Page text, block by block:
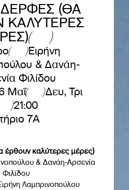
(ΘΑ
ΚΑΛΥΤΕΡΕΣ
Ειρήνη
& Δανάη-
Φιλίδου
Μαΐ
Δευ, Τρι
21:00
7A
έρθουν καλύτερες μέρες)
& Δανάη-Αρσενία
Φιλίδου
Λαμπρινοπούλου